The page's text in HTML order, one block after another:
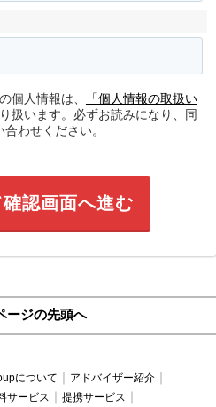
個人情報は、
「個人情報の取扱い
扱います。必ずお読みになり、同
わせください。
確認画面へ進む
ージの先頭へ
について
アドバイザー紹介
サービス
提携サービス